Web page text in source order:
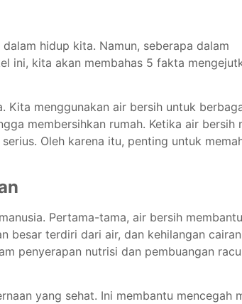
hidup kita. Namun, seberapa dalam
ini, kita akan membahas 5 fakta
Kita menggunakan air bersih untuk
membersihkan rumah. Ketika air bersih
Oleh karena itu, penting untuk
Pertama-tama, air bersih
besar terdiri dari air, dan kehilangan
penyerapan nutrisi dan pembuangan
yang sehat. Ini membantu mencegah